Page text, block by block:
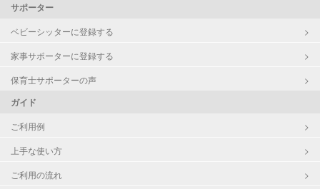
サポーター
ベビーシッターに登録する
家事サポーターに登録する
保育士サポーターの声
ガイド
ご利用例
上手な使い方
ご利用の流れ